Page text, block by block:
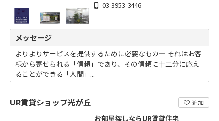
03-3953-3446
メッセージ
よりよりサービスを提供するために必要なもの― それはお客
様から寄せられる「信頼」であり、その信頼に十二分に応え
ることができる「人間」...
UR賃貸ショップ光が丘 追加
お部屋探しならUR賃貸住宅